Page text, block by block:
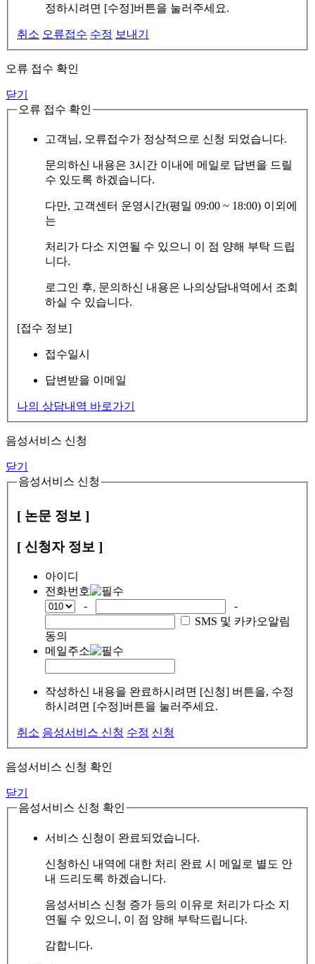
정하시려면 [수정]버튼을 눌러주세요.
취소 오류접수 수정 보내기
오류 접수 확인
닫기
오류 접수 확인
고객님, 오류접수가 정상적으로 신청 되었습니다.
문의하신 내용은 3시간 이내에 메일로 답변을 드릴
수 있도록 하겠습니다.
다만, 고객센터 운영시간(평일 09:00 ~ 18:00) 이외에
는
처리가 다소 지연될 수 있으니 이 점 양해 부탁 드립
니다.
로그인 후, 문의하신 내용은 나의상담내역에서 조회
하실 수 있습니다.
[접수 정보]
접수일시
답변받을 이메일
나의 상담내역 바로가기
음성서비스 신청
닫기
음성서비스 신청
[ 논문 정보 ]
[ 신청자 정보 ]
아이디
전화번호
-
-
SMS 및 카카오알림
동의
메일주소
작성하신 내용을 완료하시려면 [신청] 버튼을, 수정
하시려면 [수정]버튼을 눌러주세요.
취소 음성서비스 신청 수정 신청
음성서비스 신청 확인
닫기
음성서비스 신청 확인
서비스 신청이 완료되었습니다.
신청하신 내역에 대한 처리 완료 시 메일로 별도 안
내 드리도록 하겠습니다.
음성서비스 신청 증가 등의 이유로 처리가 다소 지
연될 수 있으니, 이 점 양해 부탁드립니다.
감합니다.